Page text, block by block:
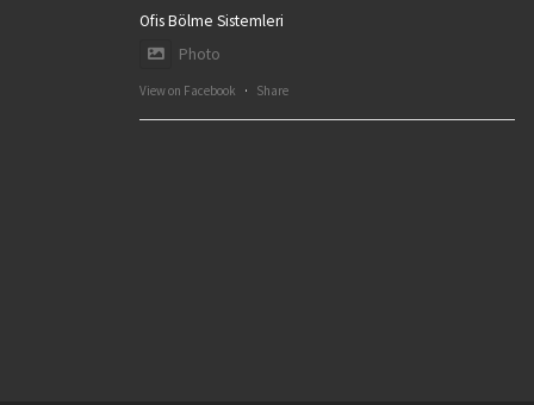
Ofis Bölme Sistemleri
Photo
View on Facebook · Share